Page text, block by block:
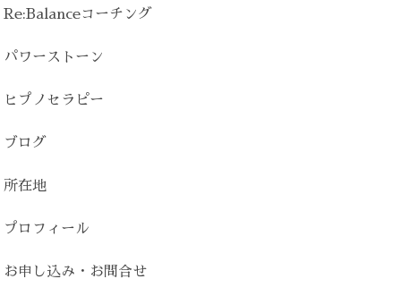
Re:Balanceコーチング
パワーストーン
ヒプノセラピー
ブログ
所在地
プロフィール
お申し込み・お問合せ